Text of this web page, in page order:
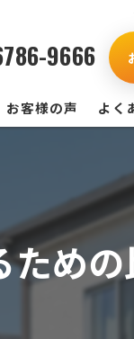
9666
お客様の声 よく
め